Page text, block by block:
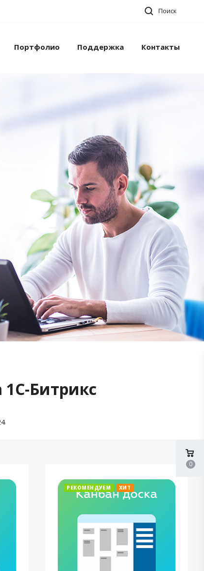
Поиск
Портфолио Поддержка Контакты
Битрикс
РЕКОМЕНДУЕМ ХИТ
0